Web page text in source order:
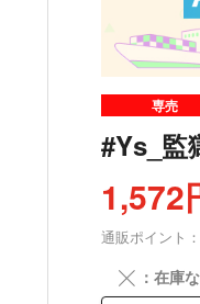
専売
#Ys_監
1,572
通販ポイント：
╳ ：在庫